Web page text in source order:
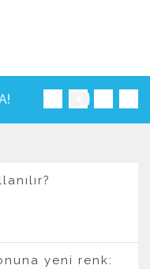
yeni renk: